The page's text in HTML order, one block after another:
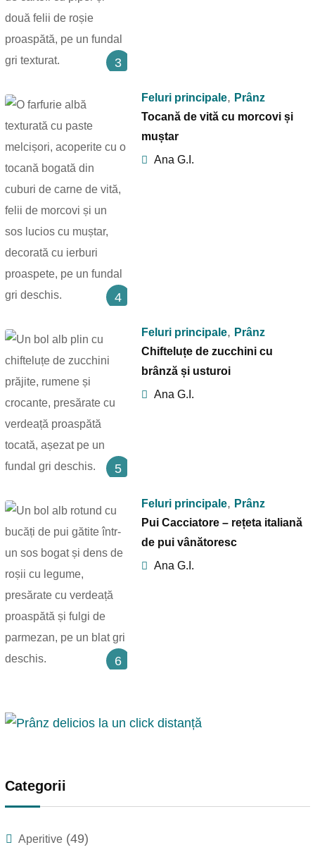
3
4
Feluri principale, Prânz
Tocană de vită cu morcovi și
muștar
Ana G.I.
5
Feluri principale, Prânz
Chifteluțe de zucchini cu
brânză și usturoi
Ana G.I.
6
Feluri principale, Prânz
Pui Cacciatore – rețeta italiană
de pui vânătoresc
Ana G.I.
Categorii
Aperitive (49)